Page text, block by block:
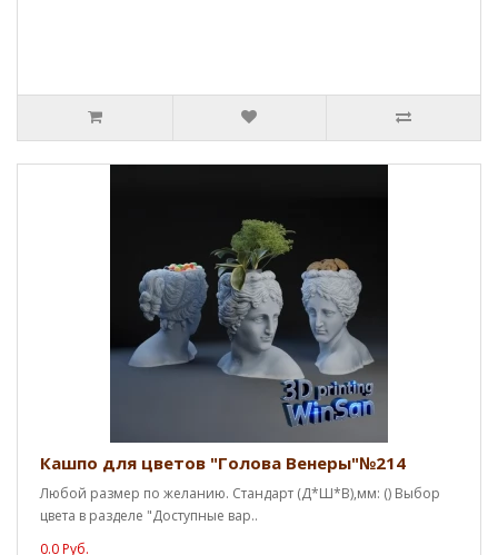
Кашпо для цветов "Голова Венеры"№214
Любой размер по желанию. Стандарт (Д*Ш*В),мм: () Выбор
цвета в разделе "Доступные вар..
0.0 Руб.